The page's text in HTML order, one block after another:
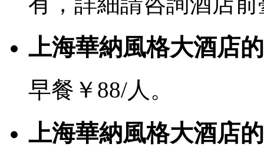
上海華納風格大酒店
早餐￥88/人。
上海華納風格大酒店